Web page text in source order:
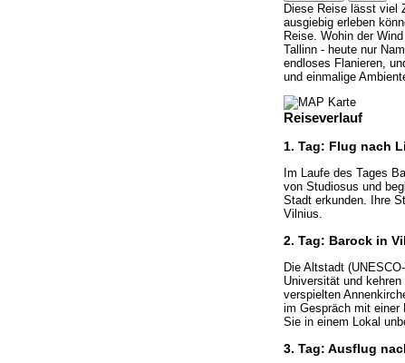
Diese Reise lässt viel
ausgiebig erleben
Reise. Wohin der
Tallinn - heute nur
endloses Flanieren,
und einmalige
Reiseverlauf
1. Tag: Flug nach
Im Laufe des Tages
von Studiosus und
Stadt erkunden. Ihre
Vilnius.
2. Tag: Barock in
Die Altstadt
Universität und
verspielten
im Gespräch mit einer
Sie in einem Lokal
3. Tag: Ausflug